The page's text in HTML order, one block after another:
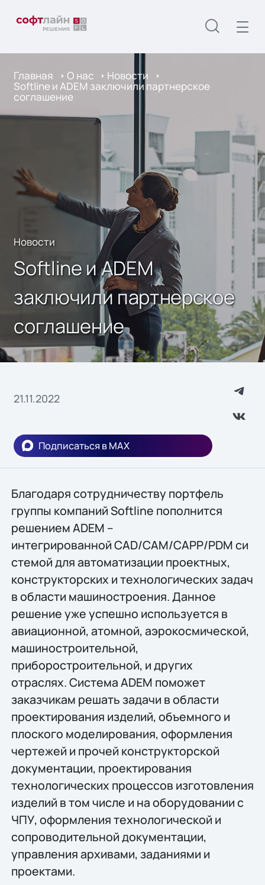
Главная О нас Новости
Softline и ADEM заключили партнерское
соглашение
Новости
Softline и ADEM
заключили партнерское
соглашение
21.11.2022
Подписаться в MAX
Благодаря сотрудничеству портфель
группы компаний Softline пополнится
решением ADEM –
интегрированной CAD/CAM/CAPP/PDM си
стемой для автоматизации проектных,
конструкторских и технологических задач
в области машиностроения. Данное
решение уже успешно используется в
авиационной, атомной, аэрокосмической,
машиностроительной,
приборостроительной, и других
отраслях. Система ADEM поможет
заказчикам решать задачи в области
проектирования изделий, объемного и
плоского моделирования, оформления
чертежей и прочей конструкторской
документации, проектирования
технологических процессов изготовления
изделий в том числе и на оборудовании с
ЧПУ, оформления технологической и
сопроводительной документации,
управления архивами, заданиями и
проектами.